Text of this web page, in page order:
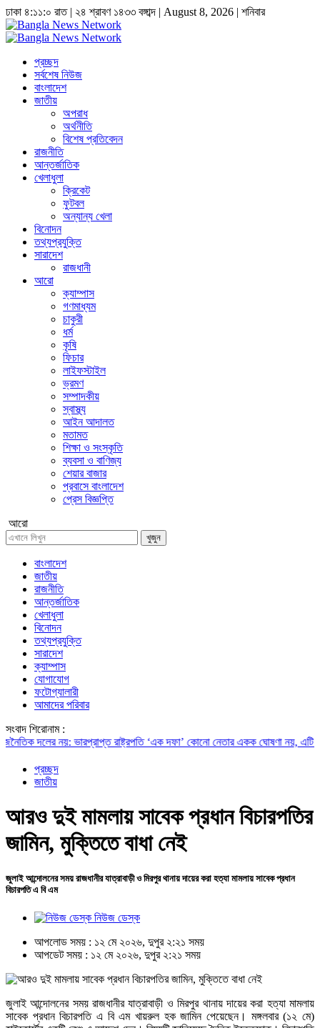
ঢাকা ৪:১১:০ রাত| ২৪ শ্রাবণ ১৪৩৩ বঙ্গাব্দ | August 8, 2026 | শনিবার
প্রচ্ছদ
সর্বশেষ নিউজ
বাংলাদেশ
জাতীয়
অপরাধ
অর্থনীতি
বিশেষ প্রতিবেদন
রাজনীতি
আন্তর্জাতিক
খেলাধুলা
ক্রিকেট
ফুটবল
অন্যান্য খেলা
বিনোদন
তথ্যপ্রযুক্তি
সারাদেশ
রাজধানী
আরো
ক্যাম্পাস
গণমাধ্যম
চাকুরী
ধর্ম
কৃষি
ফিচার
লাইফস্টাইল
ভ্রমণ
সম্পাদকীয়
স্বাস্থ্য
আইন আদালত
মতামত
শিক্ষা ও সংস্কৃতি
ব্যবসা ও বাণিজ্য
শেয়ার বাজার
প্রবাসে বাংলাদেশ
প্রেস বিজ্ঞপ্তি
আরো
খুজুন
বাংলাদেশ
জাতীয়
রাজনীতি
আন্তর্জাতিক
খেলাধুলা
বিনোদন
তথ্যপ্রযুক্তি
সারাদেশ
ক্যাম্পাস
যোগাযোগ
ফটোগ্যালারী
আমাদের পরিবার
সংবাদ শিরোনাম :
নয়: ভারপ্রাপ্ত রাষ্ট্রপতি‘এক দফা’ কোনো নেতার একক ঘোষণা নয়, এটি জনতার
প্রচ্ছদ
জাতীয়
আরও দুই মামলায় সাবেক প্রধান বিচারপতির
জামিন, মুক্তিতে বাধা নেই
জুলাই আন্দোলনের সময় রাজধানীর যাত্রাবাড়ী ও মিরপুর থানায় দায়ের করা হত্যা মামলায় সাবেক প্রধান
বিচারপতি এ বি এম
নিউজ ডেস্ক
আপলোড সময় : ১২ মে ২০২৬, দুপুর ২:২১ সময়
আপডেট সময় : ১২ মে ২০২৬, দুপুর ২:২১ সময়
জুলাই আন্দোলনের সময় রাজধানীর যাত্রাবাড়ী ও মিরপুর থানায় দায়ের করা হত্যা মামলায়
সাবেক প্রধান বিচারপতি এ বি এম খায়রুল হক জামিন পেয়েছেন। মঙ্গলবার (১২ মে)